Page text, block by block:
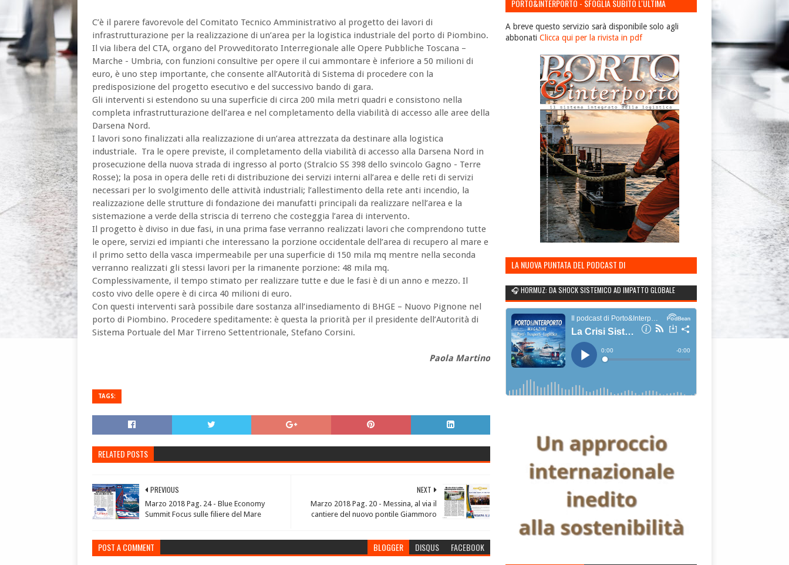
C’è il parere favorevole del Comitato Tecnico Amministrativo al progetto dei lavori di
infrastrutturazione per la realizzazione di un’area per la logistica industriale del porto di Piombino.
Il via libera del CTA, organo del Provveditorato Interregionale alle Opere Pubbliche Toscana –
Marche - Umbria, con funzioni consultive per opere il cui ammontare è inferiore a 50 milioni di
euro, è uno step importante, che consente all’Autorità di Sistema di procedere con la
predisposizione del progetto esecutivo e del successivo bando di gara.
Gli interventi si estendono su una superficie di circa 200 mila metri quadri e consistono nella
completa infrastrutturazione dell’area e nel completamento della viabilità di accesso alle aree della
Darsena Nord.
I lavori sono finalizzati alla realizzazione di un’area attrezzata da destinare alla logistica
industriale. Tra le opere previste, il completamento della viabilità di accesso alla Darsena Nord in
prosecuzione della nuova strada di ingresso al porto (Stralcio SS 398 dello svincolo Gagno - Terre
Rosse); la posa in opera delle reti di distribuzione dei servizi interni all’area e delle reti di servizi
necessari per lo svolgimento delle attività industriali; l’allestimento della rete anti incendio, la
realizzazione delle strutture di fondazione dei manufatti principali da realizzare nell’area e la
sistemazione a verde della striscia di terreno che costeggia l’area di intervento.
Il progetto è diviso in due fasi, in una prima fase verranno realizzati lavori che comprendono tutte
le opere, servizi ed impianti che interessano la porzione occidentale dell’area di recupero al mare e
il primo setto della vasca impermeabile per una superficie di 150 mila mq mentre nella seconda
verranno realizzati gli stessi lavori per la rimanente porzione: 48 mila mq.
Complessivamente, il tempo stimato per realizzare tutte e due le fasi è di un anno e mezzo. Il
costo vivo delle opere è di circa 40 milioni di euro.
Con questi interventi sarà possibile dare sostanza all’insediamento di BHGE – Nuovo Pignone nel
porto di Piombino. Procedere speditamente: è questa la priorità per il presidente dell’Autorità di
Sistema Portuale del Mar Tirreno Settentrionale, Stefano Corsini.
Paola Martino
TAGS:
RELATED POSTS
NEXT
Marzo 2018 Pag. 20 - Messina, al via il
cantiere del nuovo pontile Giammoro
PREVIOUS
Marzo 2018 Pag. 24 - Blue Economy
Summit Focus sulle filiere del Mare
POST A COMMENT BLOGGER DISQUS FACEBOOK
PORTO&INTERPORTO - SFOGLIA SUBITO L'ULTIMA
A breve questo servizio sarà disponibile solo agli
abbonati Clicca qui per la rivista in pdf
LA NUOVA PUNTATA DEL PODCAST DI
🎧 HORMUZ: DA SHOCK SISTEMICO AD IMPATTO GLOBALE